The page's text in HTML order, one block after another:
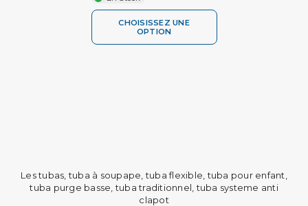
CHOISISSEZ UNE
OPTION
Les tubas, tuba à soupape, tuba flexible, tuba pour enfant,
tuba purge basse, tuba traditionnel, tuba systeme anti
clapot